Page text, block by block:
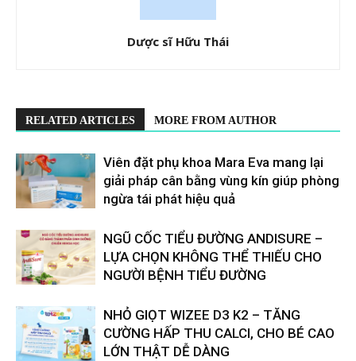
Dược sĩ Hữu Thái
RELATED ARTICLES MORE FROM AUTHOR
Viên đặt phụ khoa Mara Eva mang lại
giải pháp cân bằng vùng kín giúp phòng
ngừa tái phát hiệu quả
​​NGŨ CỐC TIỂU ĐƯỜNG ANDISURE –
LỰA CHỌN KHÔNG THỂ THIẾU CHO
NGƯỜI BỆNH TIỂU ĐƯỜNG
NHỎ GIỌT WIZEE D3 K2 – TĂNG
CƯỜNG HẤP THU CALCI, CHO BÉ CAO
LỚN THẬT DỄ DÀNG